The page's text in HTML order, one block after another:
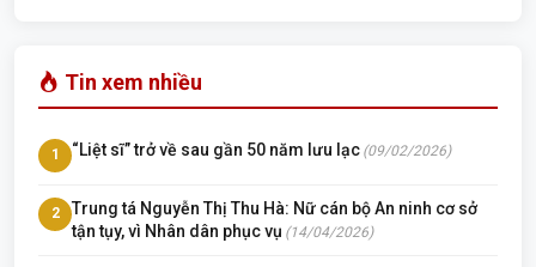
Tin xem nhiều
1 “Liệt sĩ” trở về sau gần 50 năm lưu lạc (09/02/2026)
2
Trung tá Nguyễn Thị Thu Hà: Nữ cán bộ An ninh cơ sở
tận tụy, vì Nhân dân phục vụ (14/04/2026)